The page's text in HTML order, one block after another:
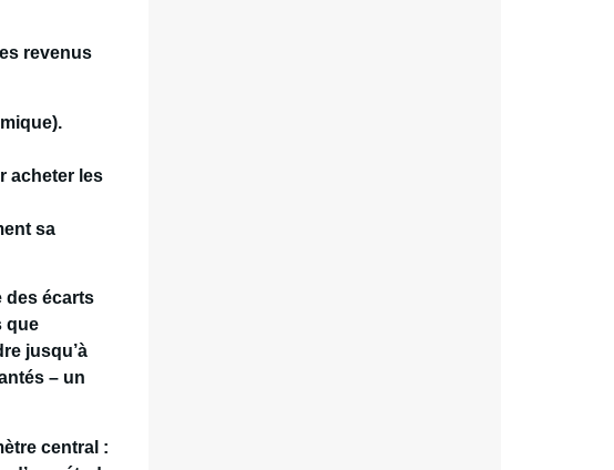
revenus
acheter les
sa
des écarts
que
jusqu’à
– un
central :